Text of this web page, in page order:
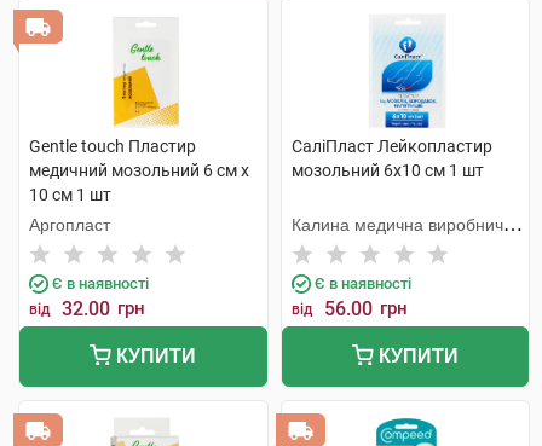
Gentle touch Пластир
медичний мозольний 6 см х
10 см 1 шт
Аргопласт
Є в наявності
від 32.00 грн
КУПИТИ
СаліПласт Лейкопластир
мозольний 6х10 см 1 шт
Калина медична виробнича
компанія
Є в наявності
від 56.00 грн
КУПИТИ